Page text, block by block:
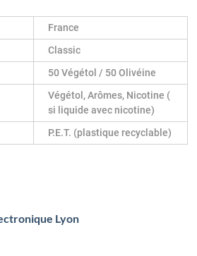
France
Classic
50 Végétol / 50 Olivéine
Végétol, Arômes, Nicotine (
si liquide avec nicotine)
P.E.T. (plastique recyclable)
Lyon